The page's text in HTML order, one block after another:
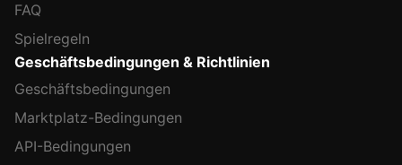
FAQ
Spielregeln
Geschäftsbedingungen & Richtlinien
Geschäftsbedingungen
Marktplatz-Bedingungen
API-Bedingungen